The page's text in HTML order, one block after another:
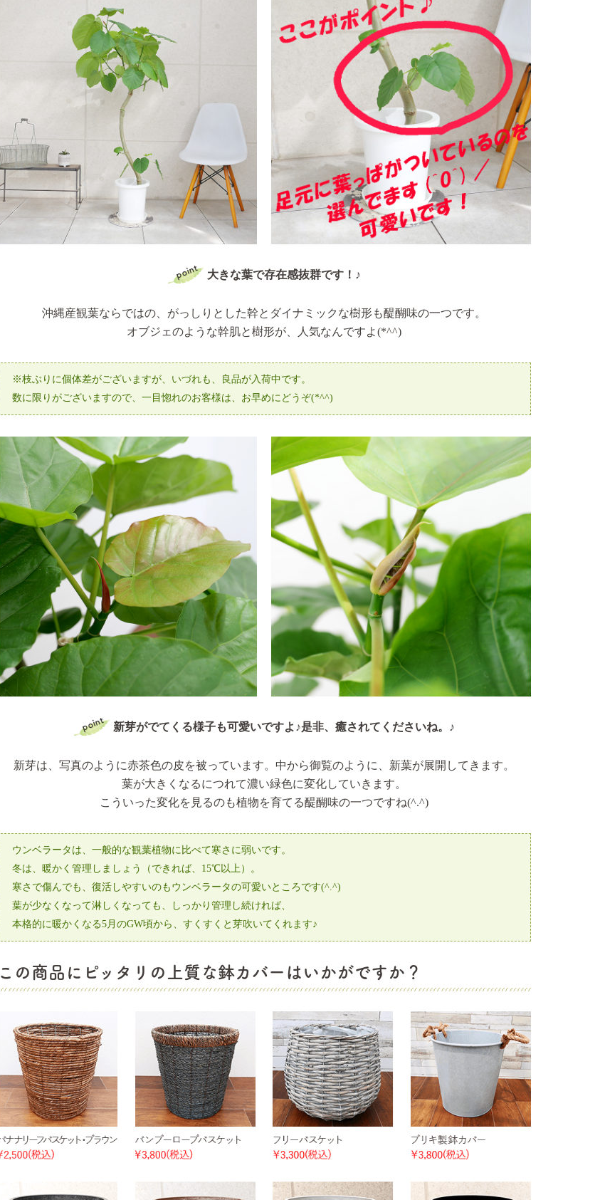
大きな葉で存在感抜群です！♪
沖縄産観葉ならではの、がっしりとした幹とダイナミックな樹形も醍醐味の一つです。
オブジェのような幹肌と樹形が、人気なんですよ(*^^)
※枝ぶりに個体差がございますが、いづれも、良品が入荷中です。
数に限りがございますので、一目惚れのお客様は、お早めにどうぞ(*^^)
新芽がでてくる様子も可愛いですよ♪是非、癒されてくださいね。♪
新芽は、写真のように赤茶色の皮を被っています。中から御覧のように、新葉が展開してきます。
葉が大きくなるにつれて濃い緑色に変化していきます。
こういった変化を見るのも植物を育てる醍醐味の一つですね(^.^)
ウンベラータは、一般的な観葉植物に比べて寒さに弱いです。
冬は、暖かく管理しましょう（できれば、15℃以上）。
寒さで傷んでも、復活しやすいのもウンベラータの可愛いところです(^.^)
葉が少なくなって淋しくなっても、しっかり管理し続ければ、
本格的に暖かくなる5月のGW頃から、すくすくと芽吹いてくれます♪
この商品にピッタリの上質な鉢カバーはいかがですか？